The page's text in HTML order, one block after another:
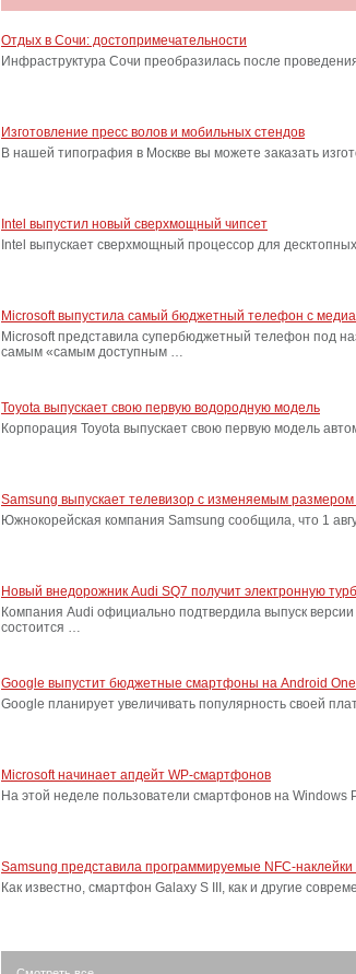
Отдых в Сочи: достопримечательности
Инфраструктура Сочи преобразилась после
Изготовление пресс волов и мобильных стендов
В нашей типография в Москве вы можете заказать
Intel выпустил новый сверхмощный чипсет
Intel выпускает сверхмощный процессор для
Microsoft выпустила самый бюджетный телефон с
Microsoft представила супербюджетный телефон под
самым «самым доступным …
Toyota выпускает свою первую водородную модель
Корпорация Toyota выпускает свою первую модель
Samsung выпускает телевизор с изменяемым размером
Южнокорейская компания Samsung сообщила, что 1
Новый внедорожник Audi SQ7 получит электронную
Компания Audi официально подтвердила выпуск
состоится …
Google выпустит бюджетные смартфоны на Android One
Google планирует увеличивать популярность своей
Microsoft начинает апдейт WP-смартфонов
На этой неделе пользователи смартфонов на
Samsung представила программируемые NFC-наклейки
Как известно, смартфон Galaxy S III, как и другие